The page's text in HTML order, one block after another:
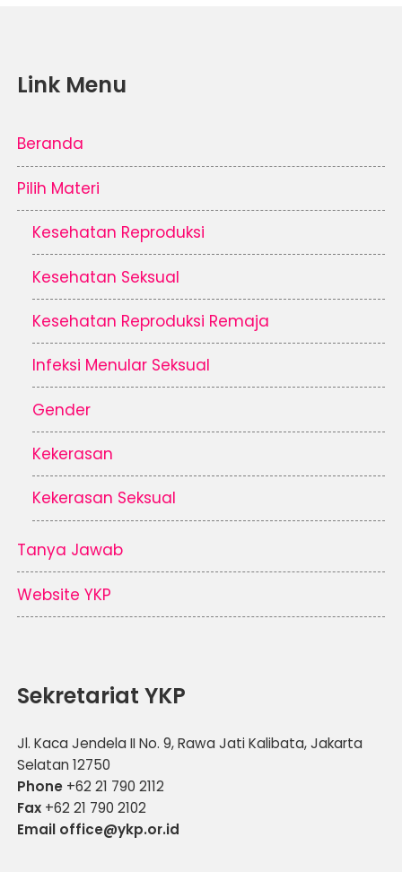
Link Menu
Beranda
Pilih Materi
Kesehatan Reproduksi
Kesehatan Seksual
Kesehatan Reproduksi Remaja
Infeksi Menular Seksual
Gender
Kekerasan
Kekerasan Seksual
Tanya Jawab
Website YKP
Sekretariat YKP
Jl. Kaca Jendela II No. 9, Rawa Jati Kalibata, Jakarta
Selatan 12750
Phone +62 21 790 2112
Fax +62 21 790 2102
Email office@ykp.or.id